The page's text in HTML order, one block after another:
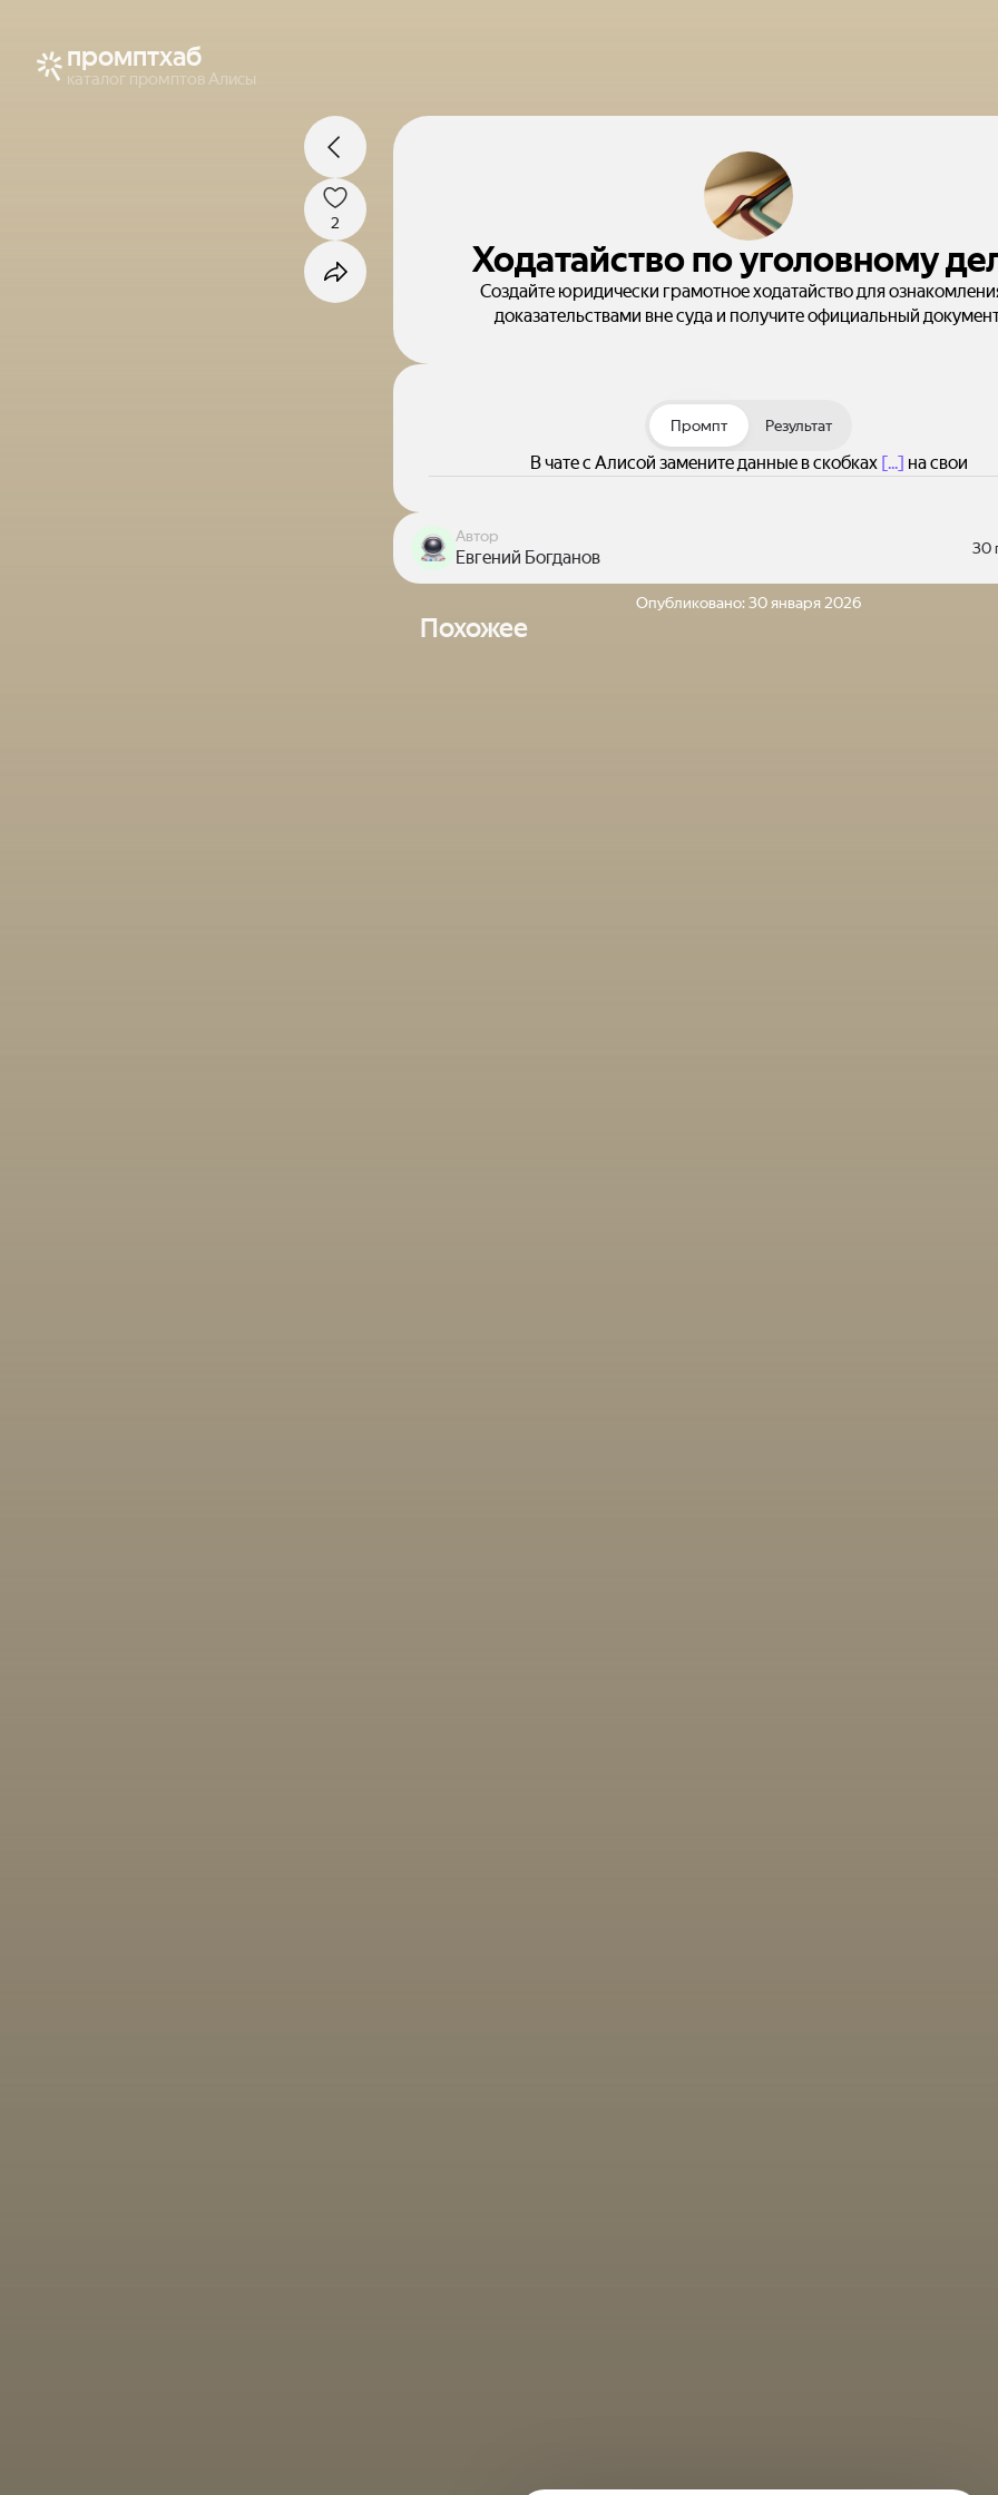
промптхаб
каталог промптов Алисы
Ходатайство по уголовному
Создайте юридически грамотное ходатайство для
доказательствами вне суда и получите официальный
2
Промпт Результат
В чате с Алисой замените данные в скобках [...] на свои
Автор
Евгений Богданов 30
Опубликовано: 30 января 2026
Похожее